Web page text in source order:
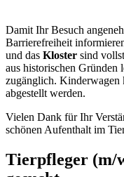
Damit Ihr Besuch
Barrierefreiheit
und das Kloster sind
aus historischen Gründen
zugänglich. Kinderwagen
abgestellt werden.
Vielen Dank für Ihr
schönen Aufenthalt im
Tierpfleger (m/